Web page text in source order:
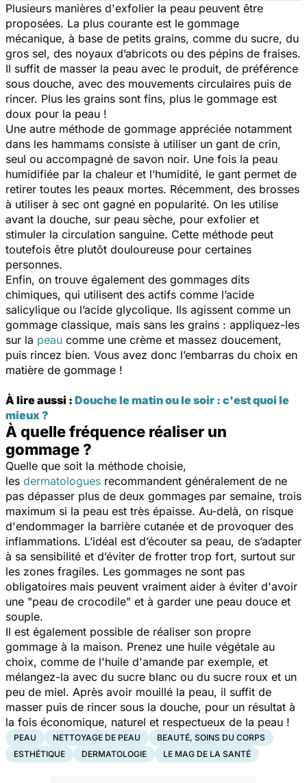
Plusieurs manières d'exfolier la peau peuvent être
proposées. La plus courante est le gommage
mécanique, à base de petits grains, comme du sucre, du
gros sel, des noyaux d’abricots ou des pépins de fraises.
Il suffit de masser la peau avec le produit, de préférence
sous douche, avec des mouvements circulaires puis de
rincer. Plus les grains sont fins, plus le gommage est
doux pour la peau !
Une autre méthode de gommage appréciée notamment
dans les hammams consiste à utiliser un gant de crin,
seul ou accompagné de savon noir. Une fois la peau
humidifiée par la chaleur et l’humidité, le gant permet de
retirer toutes les peaux mortes. Récemment, des brosses
à utiliser à sec ont gagné en popularité. On les utilise
avant la douche, sur peau sèche, pour exfolier et
stimuler la circulation sanguine. Cette méthode peut
toutefois être plutôt douloureuse pour certaines
personnes.
Enfin, on trouve également des gommages dits
chimiques, qui utilisent des actifs comme l’acide
salicylique ou l’acide glycolique. Ils agissent comme un
gommage classique, mais sans les grains : appliquez-les
sur la peau comme une crème et massez doucement,
puis rincez bien. Vous avez donc l’embarras du choix en
matière de gommage !
À lire aussi : Douche le matin ou le soir : c'est quoi le
mieux ?
À quelle fréquence réaliser un
gommage ?
Quelle que soit la méthode choisie,
les dermatologues recommandent généralement de ne
pas dépasser plus de deux gommages par semaine, trois
maximum si la peau est très épaisse. Au-delà, on risque
d'endommager la barrière cutanée et de provoquer des
inflammations. L’idéal est d’écouter sa peau, de s’adapter
à sa sensibilité et d’éviter de frotter trop fort, surtout sur
les zones fragiles. Les gommages ne sont pas
obligatoires mais peuvent vraiment aider à éviter d'avoir
une "peau de crocodile" et à garder une peau douce et
souple.
Il est également possible de réaliser son propre
gommage à la maison. Prenez une huile végétale au
choix, comme de l'huile d'amande par exemple, et
mélangez-la avec du sucre blanc ou du sucre roux et un
peu de miel. Après avoir mouillé la peau, il suffit de
masser puis de rincer sous la douche, pour un résultat à
la fois économique, naturel et respectueux de la peau !
PEAU NETTOYAGE DE PEAU
BEAUTÉ, SOINS DU CORPS
ESTHÉTIQUE
DERMATOLOGIE LE MAG DE LA SANTÉ